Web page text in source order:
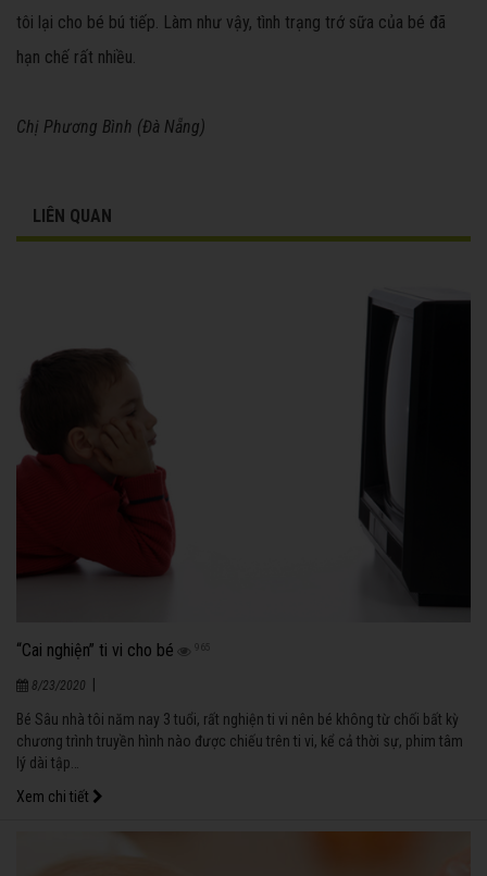
tôi lại cho bé bú tiếp. Làm như vậy, tình trạng trớ sữa của bé đã
hạn chế rất nhiều.
Chị Phương Bình (Đà Nẵng)
LIÊN QUAN
“Cai nghiện” ti vi cho bé 965
8/23/2020
Bé Sâu nhà tôi năm nay 3 tuổi, rất nghiện ti vi nên bé không từ chối bất kỳ
chương trình truyền hình nào được chiếu trên ti vi, kể cả thời sự, phim tâm
lý dài tập…
Xem chi tiết